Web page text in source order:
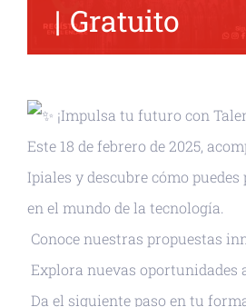
| Gratuito
¡Impulsa tu futuro con
Este 18 de febrero de 2025,
Ipiales y descubre cómo
en el mundo de la tecnología.
Conoce nuestras propuestas
Explora nuevas oportunidades
Da el siguiente paso en tu